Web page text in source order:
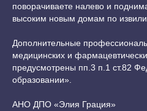
поворачиваете налево и
высоким новым домам по
Дополнительные
медицинских и
предусмотрены пп.3 п.1 ст.82
образовании».
АНО ДПО «Элия Грация»